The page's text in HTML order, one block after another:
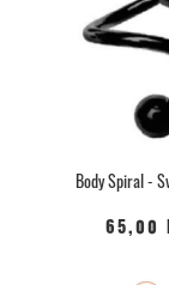
Body Spiral -
65,00